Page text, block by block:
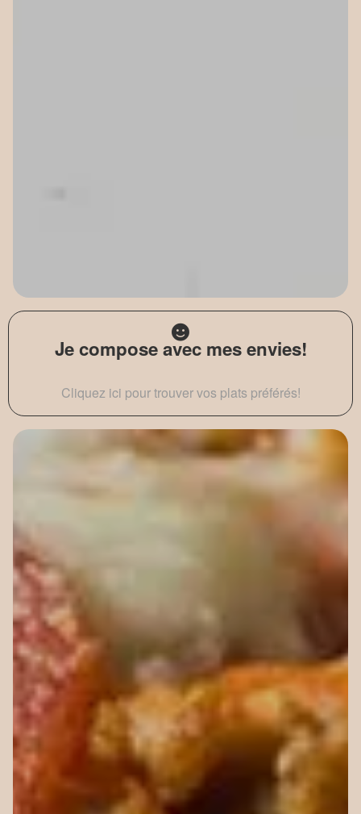
Je compose avec mes envies!
Cliquez ici pour trouver vos plats préférés!